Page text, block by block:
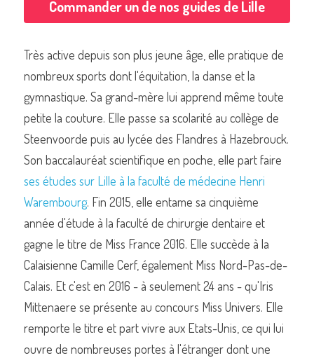
Commander un de nos livres sur Lille
Commander un de nos guides de Lille
Très active depuis son plus jeune âge, elle pratique de
nombreux sports dont l'équitation, la danse et la
gymnastique. Sa grand-mère lui apprend même toute
petite la couture. Elle passe sa scolarité au collège de
Steenvoorde puis au lycée des Flandres à Hazebrouck.
ses études sur Lille à la faculté de médecine Henri
Warembourg. Fin 2015, elle entame sa cinquième
année d'étude à la faculté de chirurgie dentaire et
gagne le titre de Miss France 2016. Elle succède à la
Calaisienne Camille Cerf, également Miss Nord-Pas-de-
Calais. Et c'est en 2016 - à seulement 24 ans - qu'Iris
Mittenaere se présente au concours Miss Univers. Elle
remporte le titre et part vivre aux Etats-Unis, ce qui lui
ouvre de nombreuses portes à l'étranger dont une